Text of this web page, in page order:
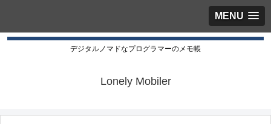
MENU
デジタルノマドなプログラマーのメモ帳
Lonely Mobiler